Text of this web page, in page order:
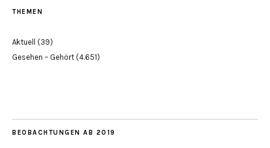
THEMEN
Aktuell (39)
Gesehen – Gehört (4.651)
BEOBACHTUNGEN AB 2019